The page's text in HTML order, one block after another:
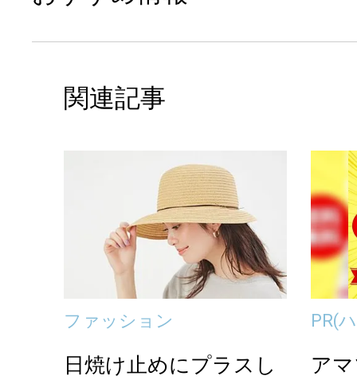
関連記事
ファッション
日焼け止めにプラスし
PR(
ア